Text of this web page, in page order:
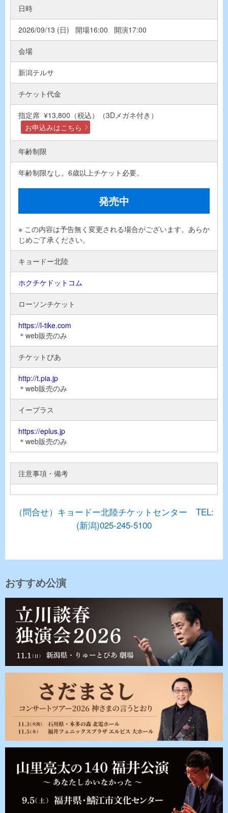
日時
2026/09/13 (日) 開場16:00 開演17:00
会場
新潟テルサ
チケット代金
指定席 ¥13,800（税込）（3Dメガネ付き）
お申込みはこちら
年齢制限
年齢制限なし。6歳以上チケット必要。
発売中
※ この内容は予告無く変更される場合がございます。あらか
じめご了承ください。
キョードー北陸
ホクチケドットコム
ローソンチケット
https://l-tike.com
＊web販売のみ
チケットぴあ
http://t.pia.jp
＊web販売のみ
イープラス
https://eplus.jp
＊web販売のみ
注意事項・備考
（問合せ）キョードー北陸チケットセンター TEL:
(新潟)025-245-5100
おすすめ公演